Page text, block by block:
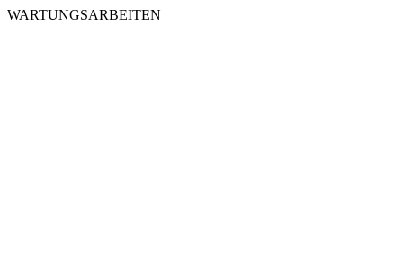
WARTUNGSARBEITEN